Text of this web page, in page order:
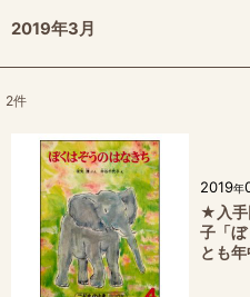
2019年3月
2件
2019年
★入手
子「
とも年